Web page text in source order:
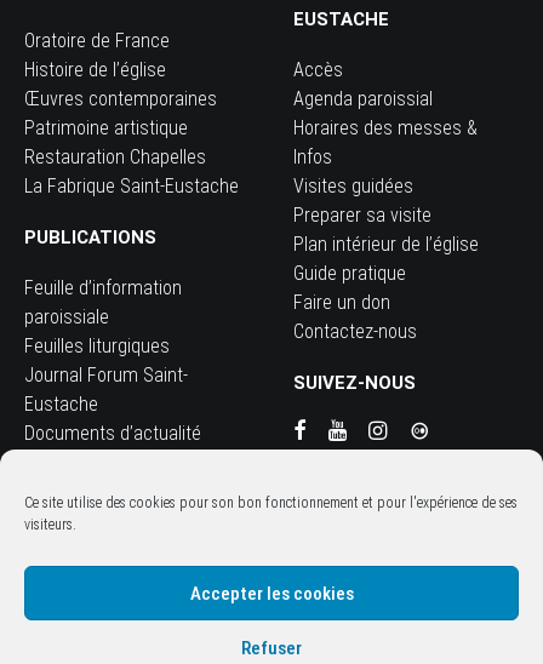
Ce site utilise des cookies pour son bon fonctionnement et pour l'expérience de ses
visiteurs.
Accepter les cookies
Refuser
Oratoire de France
Histoire de l’église
Œuvres contemporaines
Patrimoine artistique
Restauration Chapelles
La Fabrique Saint-Eustache
PUBLICATIONS
Feuille d’information
paroissiale
Feuilles liturgiques
Journal Forum Saint-
Eustache
Documents d’actualité
Livrets thématiques
patrimoine église
EUSTACHE
Accès
Agenda paroissial
Horaires des messes &
Infos
Visites guidées
Preparer sa visite
Plan intérieur de l’église
Guide pratique
Faire un don
Contactez-nous
SUIVEZ-NOUS